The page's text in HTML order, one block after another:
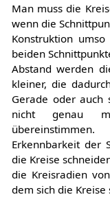
Man muss die
wenn die
Konstruktion
beiden
Abstand werden
kleiner, die
Gerade oder auch
nicht genau
Erkennbarkeit der
die Kreise
die Kreisradien
dem sich die